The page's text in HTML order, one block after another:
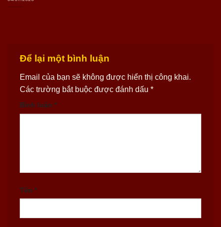
Để lại một bình luận
Email của bạn sẽ không được hiển thị công khai.
Các trường bắt buộc được đánh dấu *
Bình luận *
Tên *